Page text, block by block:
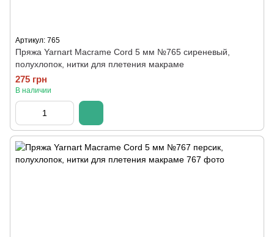
Артикул: 765
Пряжа Yarnart Macrame Cord 5 мм №765 сиреневый,
полухлопок, нитки для плетения макраме
275 грн
В наличии